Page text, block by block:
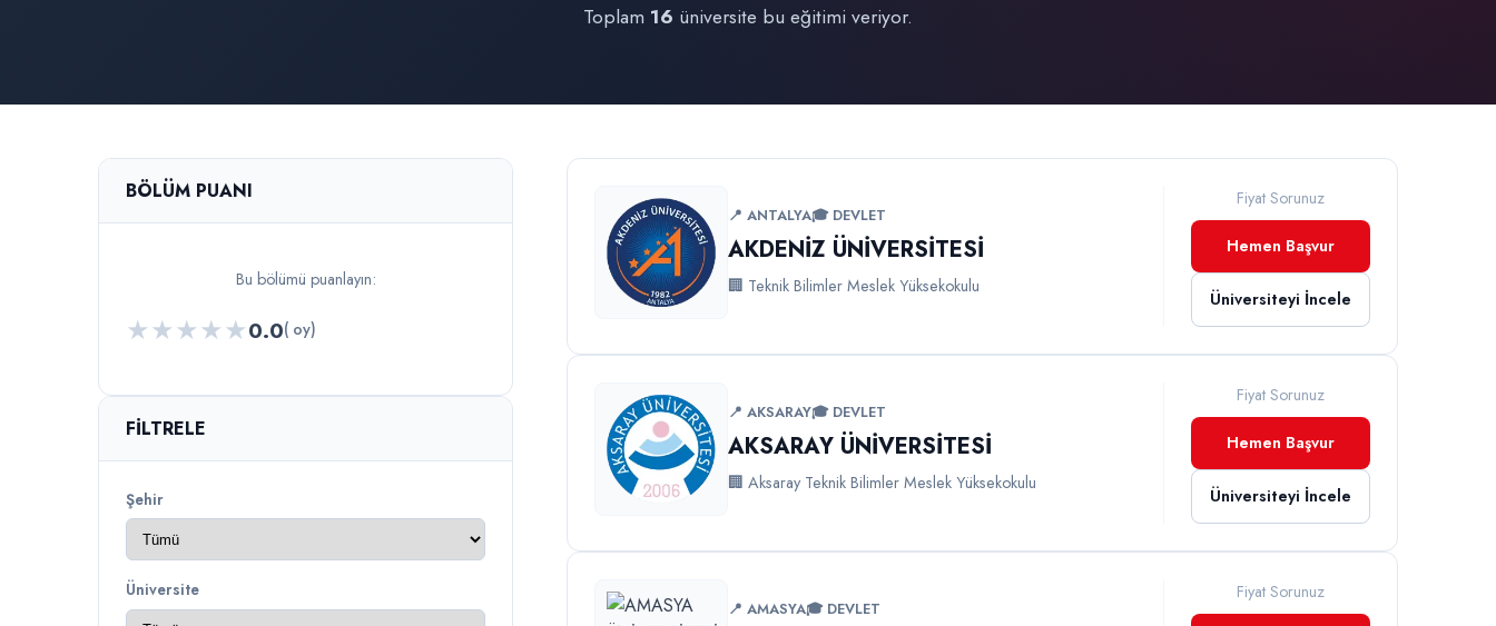
Toplam 16 üniversite bu eğitimi veriyor.
BÖLÜM PUANI
Bu bölümü puanlayın:
★★★★★0.0( oy)
FILTRELE
Şehir
Üniversite
📍 ANTALYA🎓 DEVLET
AKDENİZ ÜNİVERSİTESİ
🏢 Teknik Bilimler Meslek Yüksekokulu
Fiyat Sorunuz
Hemen Başvur
Üniversiteyi İncele
📍 AKSARAY🎓 DEVLET
AKSARAY ÜNİVERSİTESİ
🏢 Aksaray Teknik Bilimler Meslek Yüksekokulu
Fiyat Sorunuz
Hemen Başvur
Üniversiteyi İncele
📍 AMASYA🎓 DEVLET
Fiyat Sorunuz